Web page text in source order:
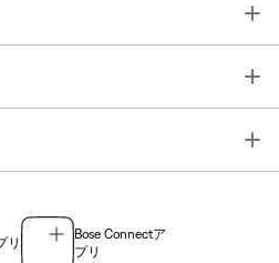
リ
Bose Connectア
プリ